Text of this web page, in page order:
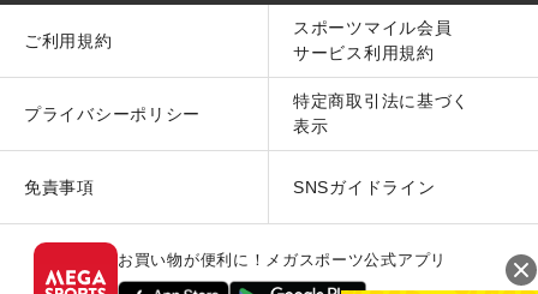
ご利用規約
スポーツマイル会員
サービス利用規約
プライバシーポリシー
特定商取引法に基づく
表示
免責事項 SNSガイドライン
お買い物が便利に！メガスポーツ公式アプリ